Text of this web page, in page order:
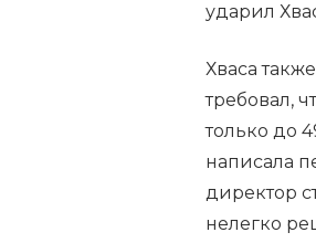
ударил
Хваса
требовал,
только до
написала
директор
нелегко